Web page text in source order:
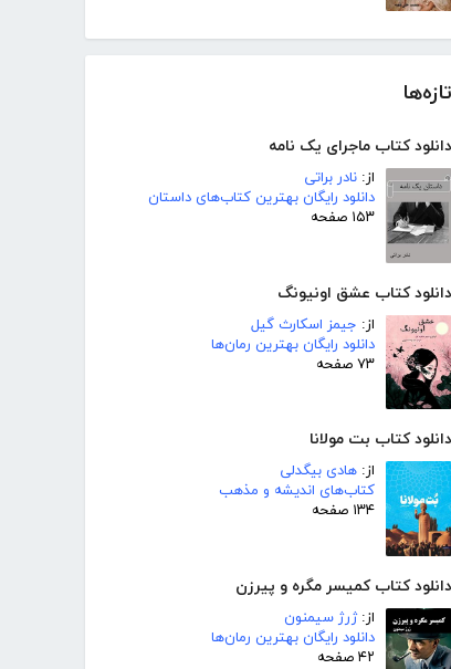
تازه‌ها
دانلود کتاب ماجرای یک نامه
از: نادر براتی
دانلود رایگان بهترین کتاب‌های داستان
۱۵۳ صفحه
دانلود کتاب عشق اونیونگ
از: جیمز اسکارث گیل
دانلود رایگان بهترین رمان‌ها
۷۳ صفحه
دانلود کتاب بت مولانا
از: هادی بیگدلی
کتاب‌های اندیشه و مذهب
۱۳۴ صفحه
دانلود کتاب کمیسر مگره و پیرزن
از:ژرژ سیمنون
دانلود رایگان بهترین رمان‌ها
۴۲ صفحه